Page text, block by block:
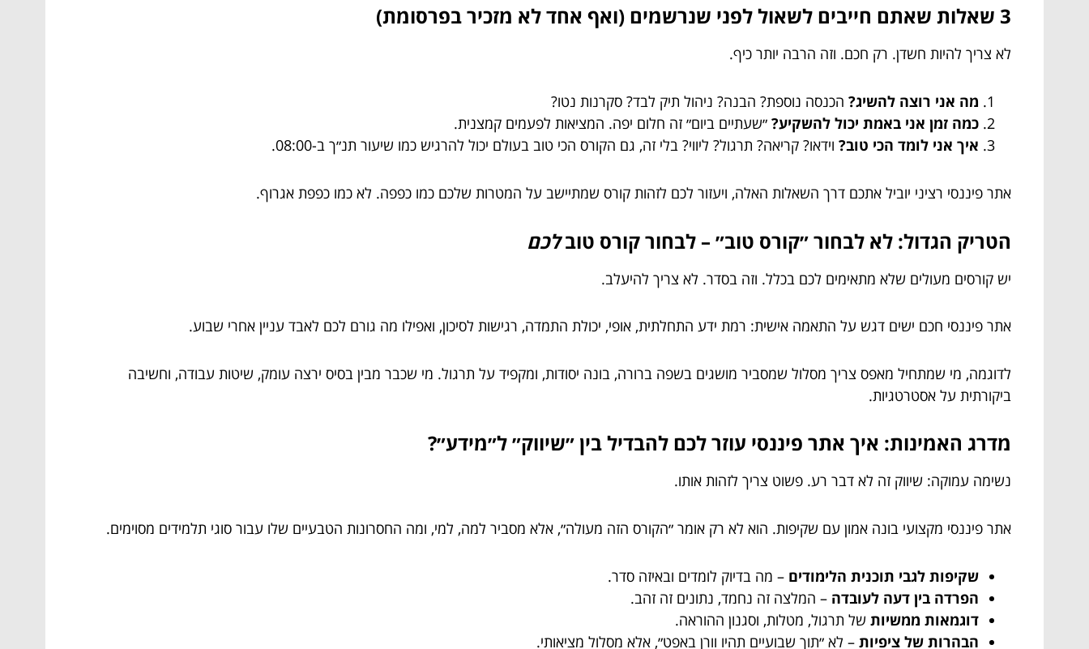
3 שאלות שאתם חייבים לשאול לפני שנרשמים (ואף אחד לא מזכיר בפרסומת)
לא צריך להיות חשדן. רק חכם. וזה הרבה יותר כיף.
מה אני רוצה להשיג? הכנסה נוספת? הבנה? ניהול תיק לבד? סקרנות נטו?
כמה זמן אני באמת יכול להשקיע? ״שעתיים ביום״ זה חלום יפה. המציאות לפעמים קמצנית.
איך אני לומד הכי טוב? וידאו? קריאה? תרגול? ליווי? בלי זה, גם הקורס הכי טוב בעולם יכול להרגיש כמו שיעור תנ״ך ב-08:00.
אתר פיננסי רציני יוביל אתכם דרך השאלות האלה, ויעזור לכם לזהות קורס שמתיישב על המטרות שלכם כמו כפפה. לא כמו כפפת אגרוף.
הטריק הגדול: לא לבחור ״קורס טוב״ – לבחור קורס טובלכם
יש קורסים מעולים שלא מתאימים לכם בכלל. וזה בסדר. לא צריך להיעלב.
אתר פיננסי חכם ישים דגש על התאמה אישית: רמת ידע התחלתית, אופי, יכולת התמדה, רגישות לסיכון, ואפילו מה גורם לכם לאבד עניין אחרי שבוע.
לדוגמה, מי שמתחיל מאפס צריך מסלול שמסביר מושגים בשפה ברורה, בונה יסודות, ומקפיד על תרגול. מי שכבר מבין בסיס ירצה עומק, שיטות עבודה, וחשיבה
ביקורתית על אסטרטגיות.
מדרג האמינות: איך אתר פיננסי עוזר לכם להבדיל בין ״שיווק״ ל״מידע״?
נשימה עמוקה: שיווק זה לא דבר רע. פשוט צריך לזהות אותו.
אתר פיננסי מקצועי בונה אמון עם שקיפות. הוא לא רק אומר ״הקורס הזה מעולה״, אלא מסביר למה, למי, ומה החסרונות הטבעיים שלו עבור סוגי תלמידים מסוימים.
שקיפות לגבי תוכנית הלימודים – מה בדיוק לומדים ובאיזה סדר.
הפרדה בין דעה לעובדה – המלצה זה נחמד, נתונים זה זהב.
דוגמאות ממשיות של תרגול, מטלות, וסגנון ההוראה.
הבהרות של ציפיות – לא ״תוך שבועיים תהיו וורן באפט״, אלא מסלול מציאותי.